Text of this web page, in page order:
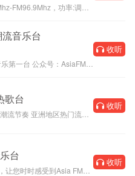
FM96.9Mhz，功率:调频
音乐台
第一台 公众号：AsiaFM，
收听
歌台
流节奏 亚洲地区热门流行
收听
台
让您时时感受到Asia FM的
收听